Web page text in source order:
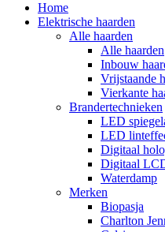
Home
Elektrische haarden
Alle haarden
Alle haarden
Inbouw
Vrijstaande
Vierkante
Brandertechnieken
LED
LED
Digitaal
Digitaal
Waterdamp
Merken
Biopasja
Charlton